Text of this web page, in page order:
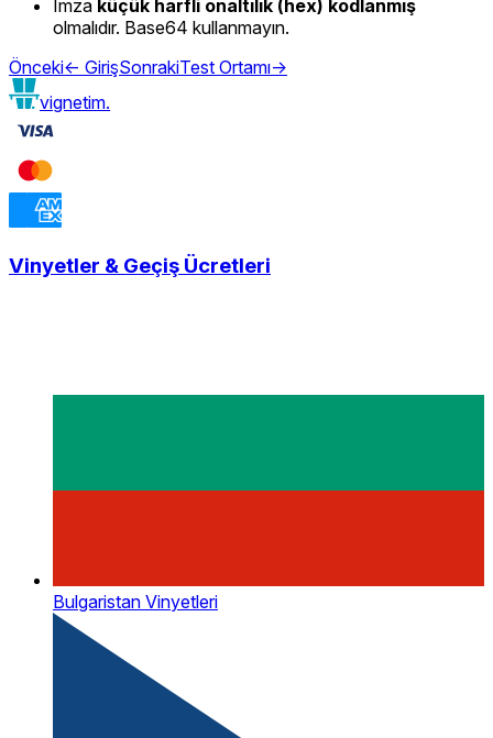
İmza küçük harfli onaltılık (hex) kodlanmış
olmalıdır. Base64 kullanmayın.
Önceki← GirişSonrakiTest Ortamı→
vignetim.
Vinyetler & Geçiş Ücretleri
Bulgaristan Vinyetleri